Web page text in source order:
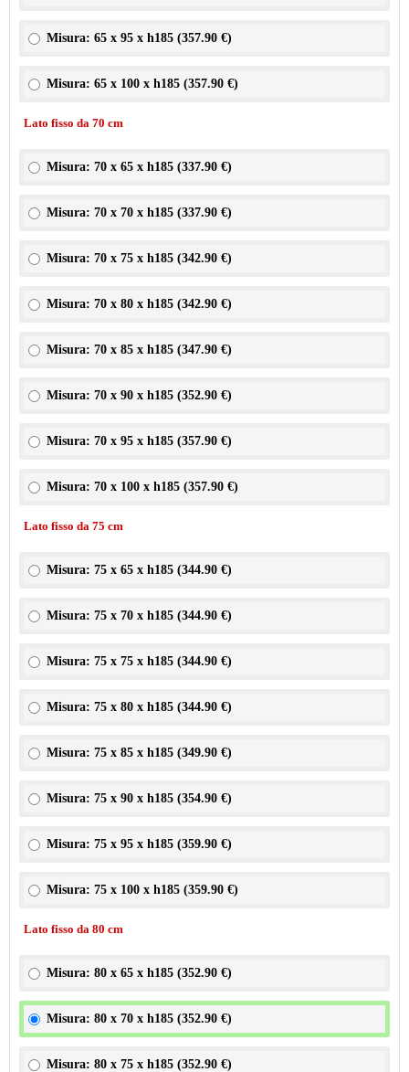
Misura: 65 x 95 x h185 (357.90 €)
Misura: 65 x 100 x h185 (357.90 €)
Lato fisso da 70 cm
Misura: 70 x 65 x h185 (337.90 €)
Misura: 70 x 70 x h185 (337.90 €)
Misura: 70 x 75 x h185 (342.90 €)
Misura: 70 x 80 x h185 (342.90 €)
Misura: 70 x 85 x h185 (347.90 €)
Misura: 70 x 90 x h185 (352.90 €)
Misura: 70 x 95 x h185 (357.90 €)
Misura: 70 x 100 x h185 (357.90 €)
Lato fisso da 75 cm
Misura: 75 x 65 x h185 (344.90 €)
Misura: 75 x 70 x h185 (344.90 €)
Misura: 75 x 75 x h185 (344.90 €)
Misura: 75 x 80 x h185 (344.90 €)
Misura: 75 x 85 x h185 (349.90 €)
Misura: 75 x 90 x h185 (354.90 €)
Misura: 75 x 95 x h185 (359.90 €)
Misura: 75 x 100 x h185 (359.90 €)
Lato fisso da 80 cm
Misura: 80 x 65 x h185 (352.90 €)
Misura: 80 x 70 x h185 (352.90 €)
Misura: 80 x 75 x h185 (352.90 €)